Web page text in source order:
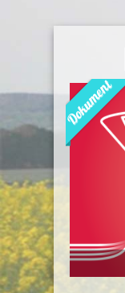
Dokument